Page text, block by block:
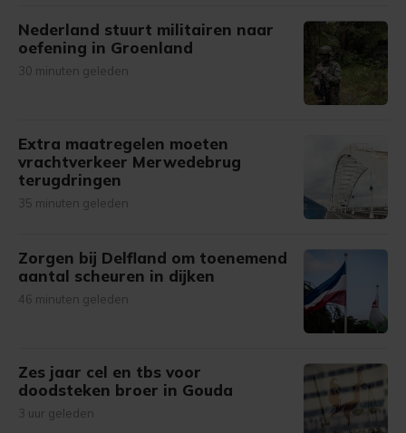
Nederland stuurt militairen naar
oefening in Groenland
30 minuten geleden
Extra maatregelen moeten
vrachtverkeer Merwedebrug
terugdringen
35 minuten geleden
Zorgen bij Delfland om toenemend
aantal scheuren in dijken
46 minuten geleden
Zes jaar cel en tbs voor
doodsteken broer in Gouda
3 uur geleden